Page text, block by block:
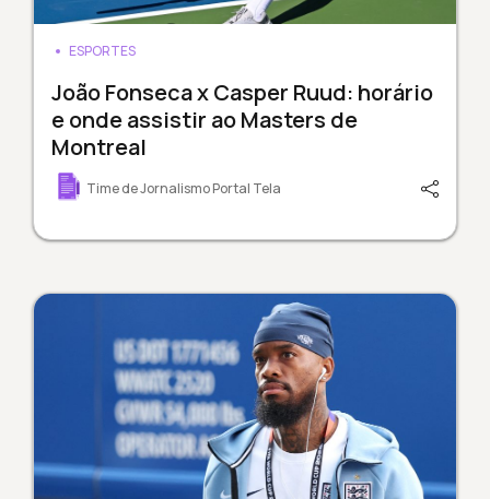
ESPORTES
João Fonseca x Casper Ruud: horário
e onde assistir ao Masters de
Montreal
Time de Jornalismo Portal Tela